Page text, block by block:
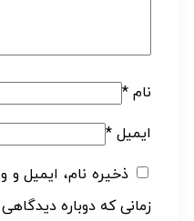
نام *
ایمیل *
ذخیره نام، ایمیل و
زمانی که دوباره